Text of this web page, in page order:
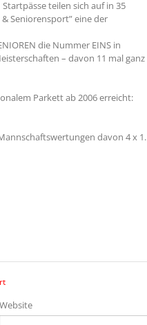
teilen sich auf in 35
Seniorensport” eine der
die Nummer EINS in
– davon 11 mal ganz
Parkett ab 2006 erreicht:
davon 4 x 1.
Website